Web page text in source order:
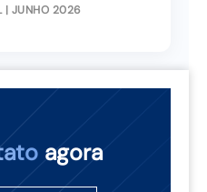
| JUNHO 2026
agora